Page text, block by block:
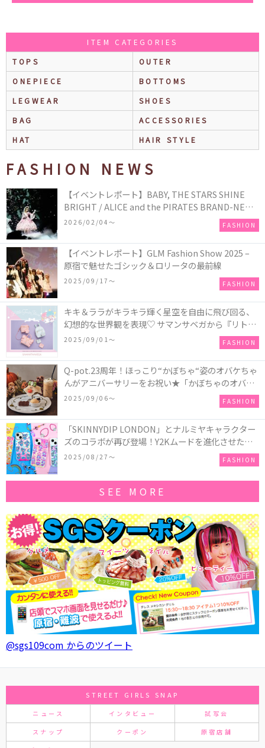
ITEM CATEGORIES
TOPS
OUTER
ONEPIECE
BOTTOMS
LEGWEAR
SHOES
BAG
ACCESSORIES
HAT
HAIR STYLE
FASHION NEWS
【イベントレポート】BABY, THE STARS SHINE
BRIGHT / ALICE and the PIRATES BRAND-NEW
COLLECTION in TOKYO
2026/02/04〜 FASHION
【イベントレポート】GLM Fashion Show 2025 –
原宿で魅せたゴシック＆ロリータの最前線
2025/09/17〜 FASHION
キキ＆ララがキラキラ輝く星空を自由に飛び回る、
幻想的な世界観を表現♡ サマンサベガから『リトル
ツインスターズ』50周年アニバーサリーイヤー』を
2025/09/01〜 FASHION
Q-pot.23周年！ほっこり“かぼちゃ“姿のオバケちゃ
んがアニバーサリーをお祝い★「かぼちゃのオバケ
ーキアクセサリー」が新発売！Q-pot CAFE.では
「かぼちゃのオバケーキプレート」も登場
2025/09/06〜 FASHION
「SKINNYDIP LONDON」とナルミヤキャラクター
ズのコラボが再び登場！Y2Kムードを進化させた新
作コレクションを発売♪
2025/08/27〜 FASHION
SEE MORE
@sgs109com からのツイート
STREET GIRLS SNAP
ニュース インタビュー 試写会
スナップ クーポン 原宿店舗